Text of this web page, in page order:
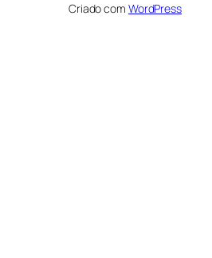
Criado com WordPress